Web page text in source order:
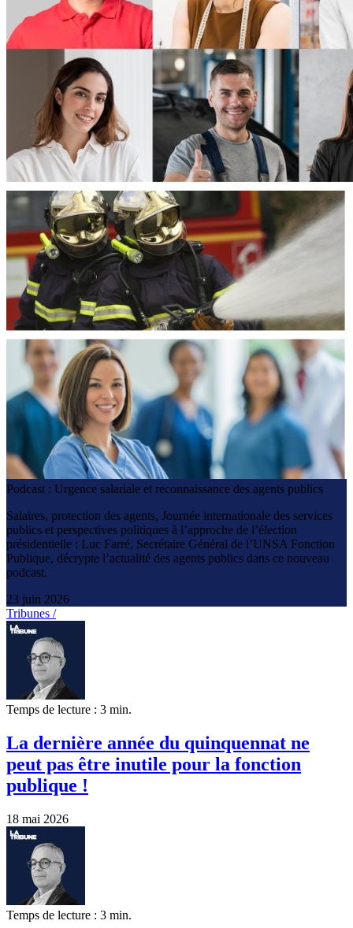
Podcast : Urgence salariale et reconnaissance des agents publics
Salaires, protection des agents, Journée internationale des services
publics et perspectives politiques à l’approche de l’élection
présidentielle : Luc Farré, Secrétaire Général de l’UNSA Fonction
Publique, décrypte l’actualité des agents publics dans ce nouveau
podcast.
23 juin 2026
Tribunes /
Temps de lecture : 3 min.
La dernière année du quinquennat ne
peut pas être inutile pour la fonction
publique !
18 mai 2026
Temps de lecture : 3 min.